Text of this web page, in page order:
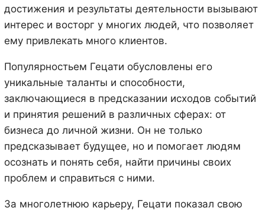
достижения и результаты деятельности вызывают
интерес и восторг у многих людей, что позволяет
ему привлекать много клиентов.
Популярностьем Гецати обусловлены его
уникальные таланты и способности,
заключающиеся в предсказании исходов событий
и принятия решений в различных сферах: от
бизнеса до личной жизни. Он не только
предсказывает будущее, но и помогает людям
осознать и понять себя, найти причины своих
проблем и справиться с ними.
За многолетнюю карьеру, Гецати показал свою